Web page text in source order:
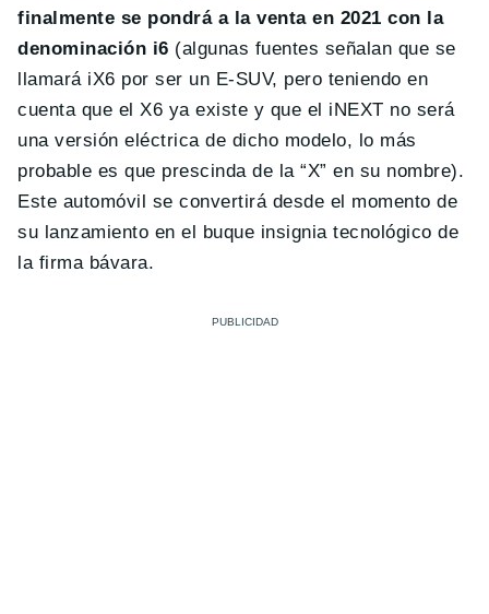
finalmente se pondrá a la venta en 2021 con la
denominación i6 (algunas fuentes señalan que se
llamará iX6 por ser un E-SUV, pero teniendo en
cuenta que el X6 ya existe y que el iNEXT no será
una versión eléctrica de dicho modelo, lo más
probable es que prescinda de la “X” en su nombre).
Este automóvil se convertirá desde el momento de
su lanzamiento en el buque insignia tecnológico de
la firma bávara.